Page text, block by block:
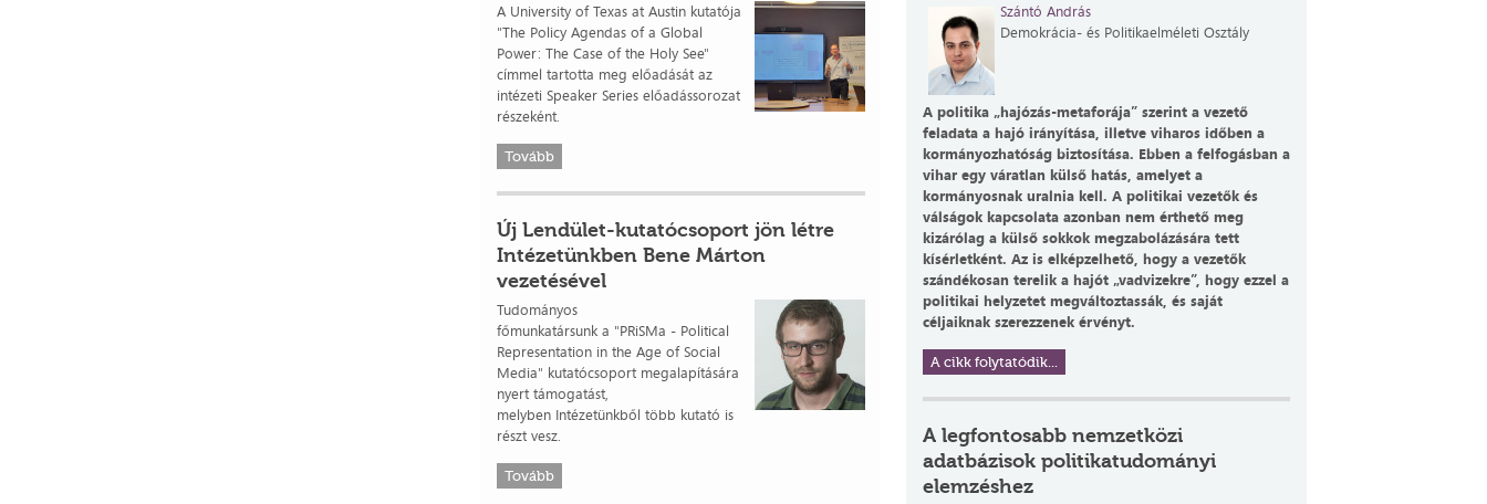
A University of Texas at Austin kutatója
"The Policy Agendas of a Global
Power: The Case of the Holy See"
címmel tartotta meg előadását az
intézeti Speaker Series előadássorozat
részeként.
Tovább
Új Lendület-kutatócsoport jön létre
Intézetünkben Bene Márton
vezetésével
Tudományos
főmunkatársunk a "PRiSMa - Political
Representation in the Age of Social
Media" kutatócsoport megalapítására
nyert támogatást,
melyben Intézetünkből több kutató is
részt vesz.
Tovább
Szántó András
Demokrácia- és Politikaelméleti Osztály
A politika „hajózás-metaforája” szerint a vezető
feladata a hajó irányítása, illetve viharos időben a
kormányozhatóság biztosítása. Ebben a felfogásban a
vihar egy váratlan külső hatás, amelyet a
kormányosnak uralnia kell. A politikai vezetők és
válságok kapcsolata azonban nem érthető meg
kizárólag a külső sokkok megzabolázására tett
kísérletként. Az is elképzelhető, hogy a vezetők
szándékosan terelik a hajót „vadvizekre”, hogy ezzel a
politikai helyzetet megváltoztassák, és saját
céljaiknak szerezzenek érvényt.
A cikk folytatódik...
A legfontosabb nemzetközi
adatbázisok politikatudományi
elemzéshez